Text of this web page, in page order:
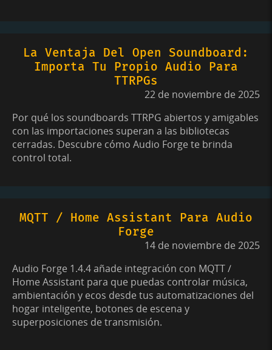
La Ventaja Del Open Soundboard:
Importa Tu Propio Audio Para
TTRPGs
22 de noviembre de 2025
Por qué los soundboards TTRPG abiertos y amigables
con las importaciones superan a las bibliotecas
cerradas. Descubre cómo Audio Forge te brinda
control total.
MQTT / Home Assistant Para Audio
Forge
14 de noviembre de 2025
Audio Forge 1.4.4 añade integración con MQTT /
Home Assistant para que puedas controlar música,
ambientación y ecos desde tus automatizaciones del
hogar inteligente, botones de escena y
superposiciones de transmisión.